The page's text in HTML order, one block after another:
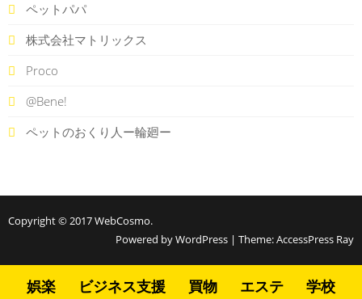
ペットパパ
株式会社マトリックス
Proco
@Bene!
ペットのおくり人ー輪廻ー
Copyright © 2017WebCosmo.
Powered by WordPress | Theme:AccessPress Ray
娯楽 ビジネス支援 買物 エステ 学校